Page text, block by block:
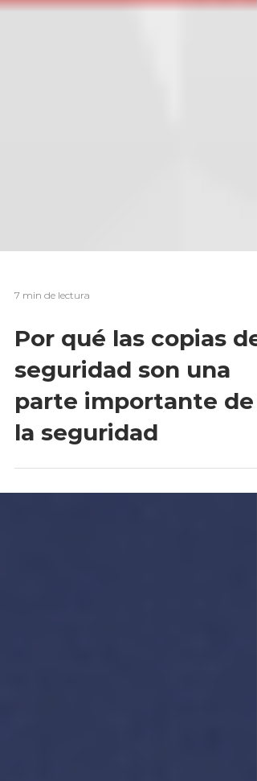
7 min de lectura
Por qué las copias de
seguridad son una
la seguridad